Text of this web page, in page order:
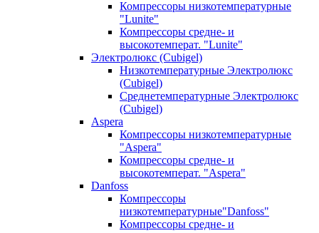
Компрессоры низкотемпературные
"Lunite"
Компрессоры средне- и
высокотемперат. "Lunite"
Электролюкс (Cubigel)
Низкотемпературные Электролюкс
(Cubigel)
Среднетемпературные Электролюкс
(Cubigel)
Aspera
Компрессоры низкотемпературные
"Aspera"
Компрессоры средне- и
высокотемперат. "Aspera"
Danfoss
Компрессоры
низкотемпературные"Danfoss"
Компрессоры средне- и